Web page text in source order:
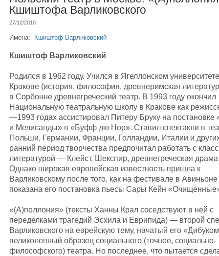
Кшиштофа Варликовского
27/12/2010
Имена: Кшиштоф Варликовский
Кшиштоф Варликовский
Родился в 1962 году. Учился в Ягеллонском
Кракове (история, философия, древнеримская
в Сорбонне древнегреческий театр. В 1993 году окончил
Национальную театральную школу в Кракове как
—1993 годах ассистировал Питеру Бруку на постановке
и Мелисанды» в «Буфф дю Нор». Ставил спектакли в
Польши, Германии, Франции, Голландии, Италии и
ранний период творчества предпочитал работать с
литературой — Клейст, Шекспир, древнегреческая
Однако широкая европейская известность пришла к
Варликовскому после того, как на фестивале в
показана его постановка пьесы Сары Кейн
«(А)поллония» (тексты Ханны Крал соседствуют в ней с
переделками трагедий Эсхила и Еврипида) — второй
Варликовского на еврейскую тему, начатый его
великолепный образец социального (точнее, социально-
философского) театра. Но последнее, что пытается